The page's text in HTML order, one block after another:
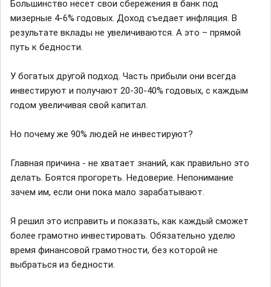
Большинство несет свои сбережения в банк под
мизерные 4-6% годовых. Доход съедает инфляция. В
результате вклады не увеличиваются. А это – прямой
путь к бедности.
У богатых другой подход. Часть прибыли они всегда
инвестируют и получают 20-30-40% годовых, с каждым
годом увеличивая свой капитал.
Но почему же 90% людей не инвестируют?
Главная причина - не хватает знаний, как правильно это
делать. Боятся прогореть. Недоверие. Непонимание
зачем им, если они пока мало зарабатывают.
Я решил это исправить и показать, как каждый сможет
более грамотно инвестировать. Обязательно уделю
время финансовой грамотности, без которой не
выбраться из бедности.